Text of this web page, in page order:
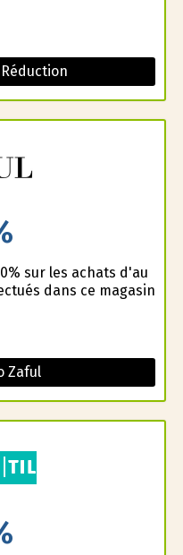
sur les achats d'au
dans ce magasin
Zaful